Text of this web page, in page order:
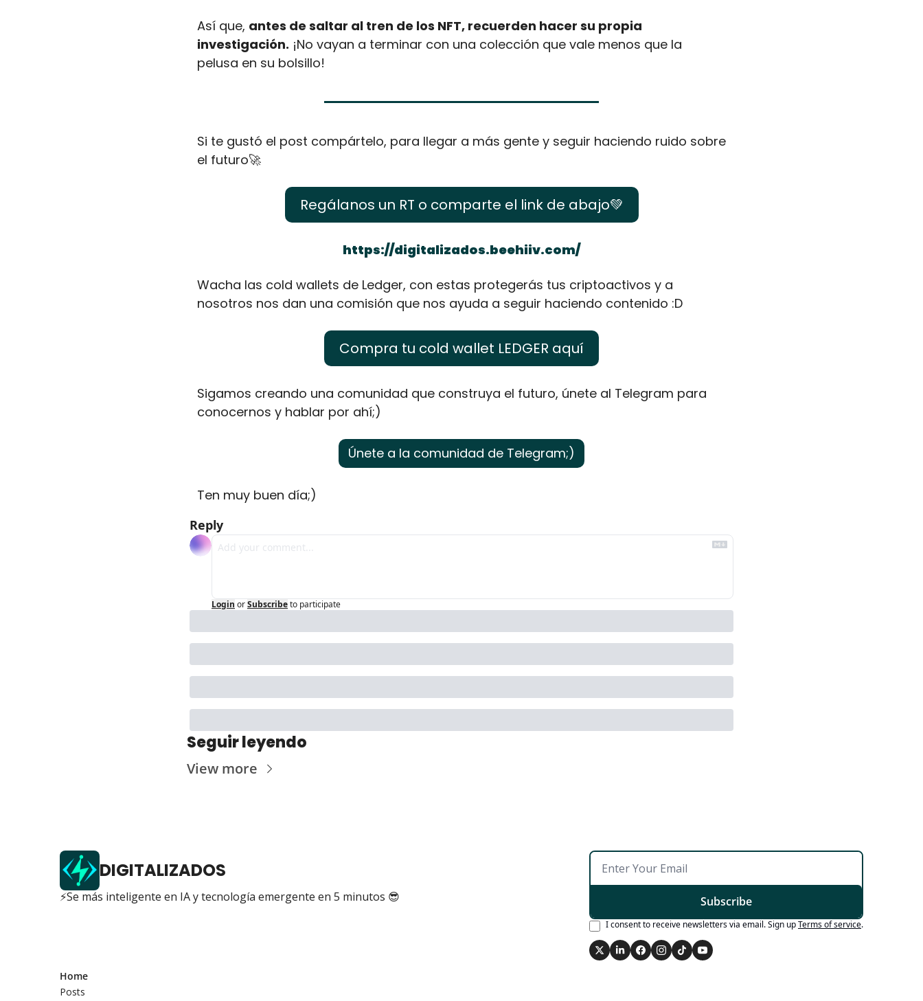
Así que, antes de saltar al tren de los NFT, recuerden hacer su propia
investigación. ¡No vayan a terminar con una colección que vale menos que la
pelusa en su bolsillo!
Si te gustó el post compártelo, para llegar a más gente y seguir haciendo ruido sobre
el futuro🚀
Regálanos un RT o comparte el link de abajo💚
https://digitalizados.beehiiv.com/
Wacha las cold wallets de Ledger, con estas protegerás tus criptoactivos y a
nosotros nos dan una comisión que nos ayuda a seguir haciendo contenido :D
Compra tu cold wallet LEDGER aquí
Sigamos creando una comunidad que construya el futuro, únete al Telegram para
conocernos y hablar por ahí;)
Únete a la comunidad de Telegram;)
Ten muy buen día;)
Reply
Login orSubscribeto participate
Seguir leyendo
View more
DIGITALIZADOS
⚡Se más inteligente en IA y tecnología emergente en 5 minutos 😎 Subscribe
I consent to receive newsletters via email. Sign upTerms of service.
Home
Posts